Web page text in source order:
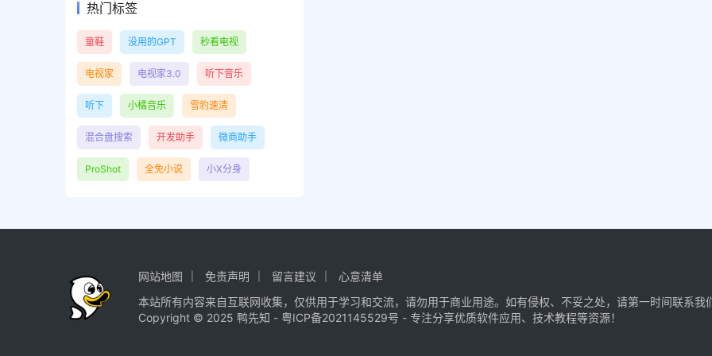
热门标签
童鞋 没用的GPT 秒看电视
电视家 电视家3.0 听下音乐
听下 小橘音乐 雪豹速清
混合盘搜索 开发助手 微商助手
ProShot 全免小说 小X分身
网站地图 免责声明 留言建议
心意清单
本站所有内容来自互联网收集，仅供用于学习和交流，请勿用于商业用途。如有侵权、不妥之处，请第一时间联系我
Copyright © 2025 鸭先知 -粤ICP备2021145529号 - 专注分享优质软件应用、技术教程等资源！